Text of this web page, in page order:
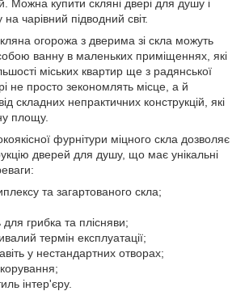
Можна купити скляні двері для душу і
чарівний підводний світ.
огорожа з дверима зі скла можуть
ванну в маленьких приміщеннях, які
міських квартир ще з радянської
не просто зекономлять місце, а й
складних непрактичних конструкцій, які
площу.
фурнітури міцного скла дозволяє
дверей для душу, що має унікальні
та загартованого скла;
для грибка та плісняви;
термін експлуатації;
у нестандартних отворах;
інтер'єру.